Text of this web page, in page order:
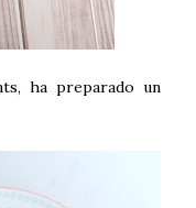
ha preparado un